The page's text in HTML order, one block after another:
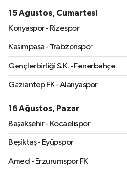
15 Ağustos, Cumartesi
Konyaspor - Rizespor
Kasımpaşa - Trabzonspor
Gençlerbirliği S.K. - Fenerbahçe
Gaziantep FK - Alanyaspor
16 Ağustos, Pazar
Başakşehir - Kocaelispor
Beşiktaş - Eyüpspor
Amed - Erzurumspor FK